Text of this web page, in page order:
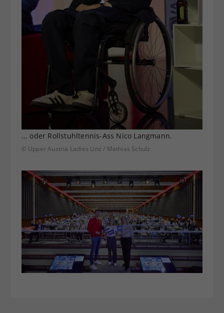
... oder Rollstuhltennis-Ass Nico Langmann.
© Upper Austria Ladies Linz / Mathias Schulz